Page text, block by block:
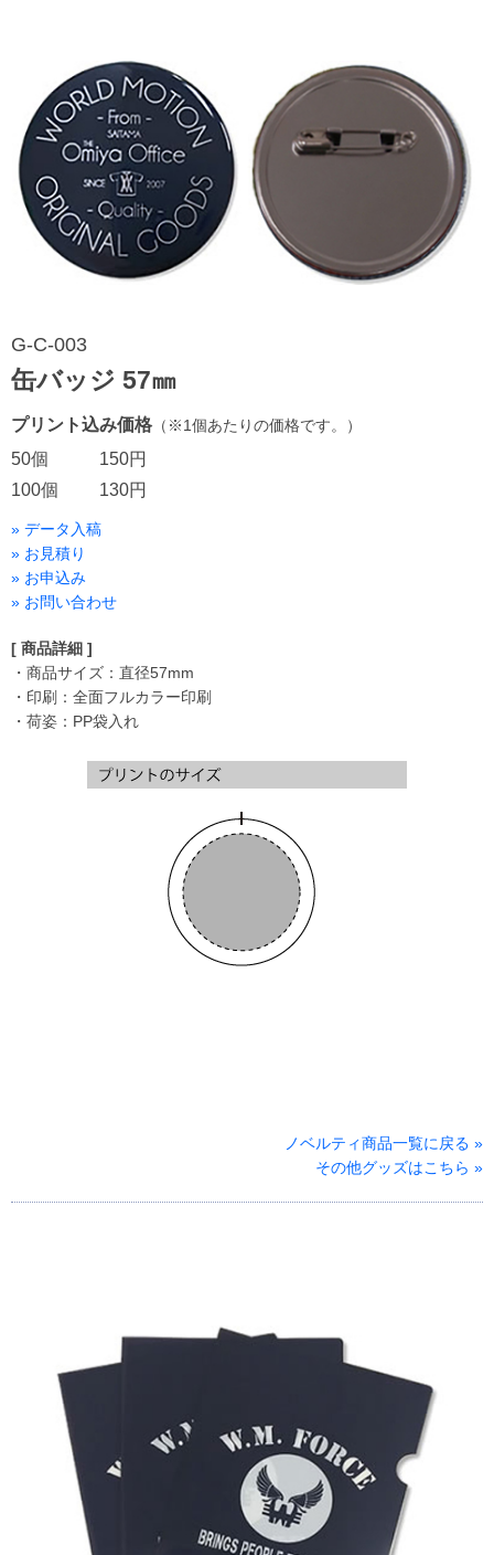
G-C-003
缶バッジ 57㎜
プリント込み価格 （※1個あたりの価格です。）
50個
100個
150円
130円
» データ入稿
» お見積り
» お申込み
» お問い合わせ
[ 商品詳細 ]
・商品サイズ：直径57mm
・印刷：全面フルカラー印刷
・荷姿：PP袋入れ
ノベルティ商品一覧に戻る »
その他グッズはこちら »